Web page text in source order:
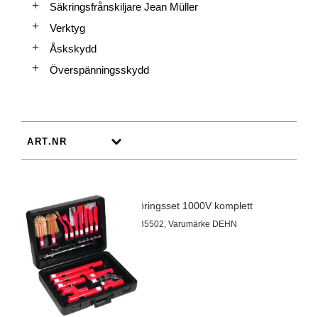
Torrengöringsset 1000V komplett
Artnr 69785502, Varumärke DEHN
Säkringsfrånskiljare Jean Müller
Verktyg
Åskskydd
Överspänningsskydd